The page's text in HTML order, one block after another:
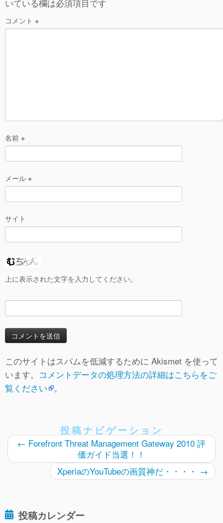
a b
o
いている欄は必須項目です
コメント ※
名前 ※
メール ※
サイト
上に表示された文字を入力してください。
このサイトはスパムを低減するために Akismet を使って
います。 コメントデータの処理方法の詳細はこちらをご
覧ください
。
投稿ナビゲーション
← Forefront Threat Management Gateway 2010 評
価ガイド当選！！
XperiaのYouTubeの画質神だ・・・・ →
投稿カレンダー